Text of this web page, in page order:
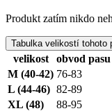
Produkt zatím nikdo
Tabulka velikostí tohoto
velikost obvod
M (40-42) 76-83
L (44-46) 82-89
XL (48)
88-95